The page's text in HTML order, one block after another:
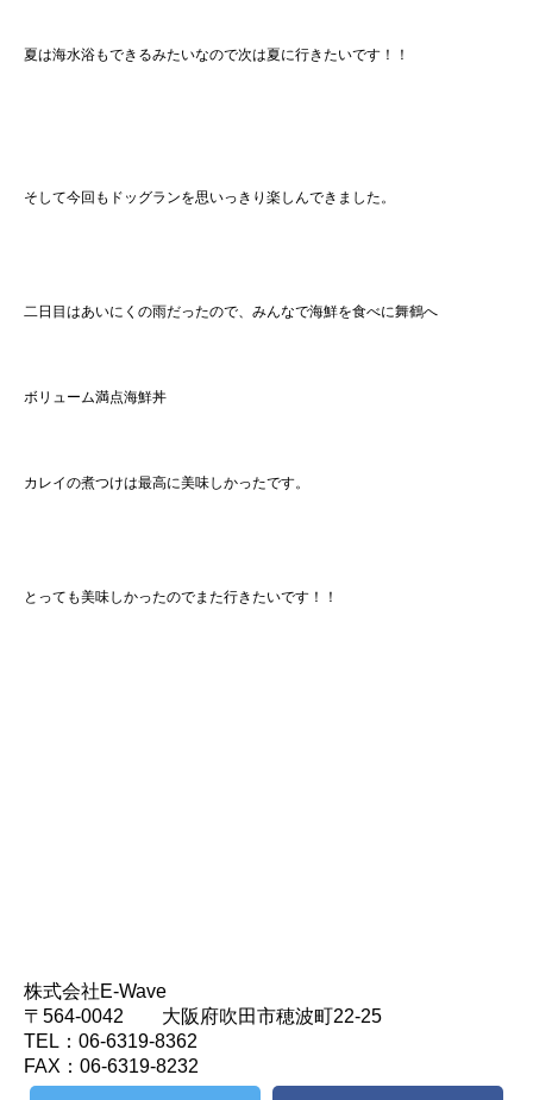
夏は海水浴もできるみたいなので次は夏に行きたいです！！
そして今回もドッグランを思いっきり楽しんできました。
二日目はあいにくの雨だったので、みんなで海鮮を食べに舞鶴へ
ボリューム満点海鮮丼
カレイの煮つけは最高に美味しかったです。
とっても美味しかったのでまた行きたいです！！
株式会社E-Wave
〒564-0042 大阪府吹田市穂波町22-25
TEL：06-6319-8362
FAX：06-6319-8232